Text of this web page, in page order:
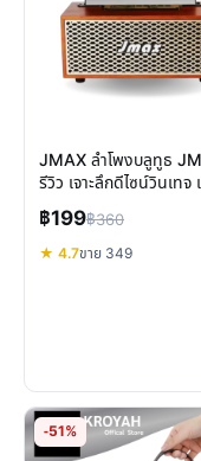
JMAX ลำโพงบลูทูธ
รีวิว เจาะลึกดีไซน์วินเทจ
คุ้มค่า
฿199฿360
★ 4.7ขาย 349
-51%